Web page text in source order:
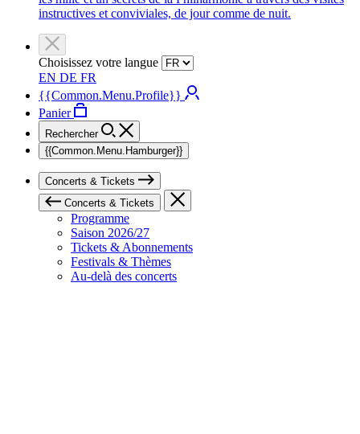
instructives et conviviales, de jour comme de nuit.
Choisissez votre langue
EN DE FR
{{Common.Menu.Profile}}
Panier
Rechercher
{{Common.Menu.Hamburger}}
Concerts & Tickets
Concerts & Tickets
Programme
Saison 2026/27
Tickets & Abonnements
Festivals & Thèmes
Au-delà des concerts